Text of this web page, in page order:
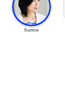
Sumie